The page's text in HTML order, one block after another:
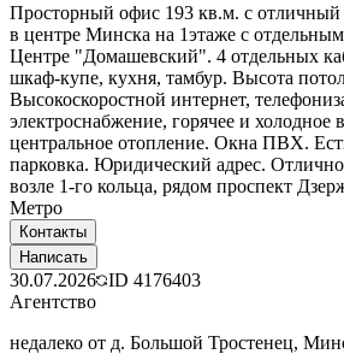
Просторный офис 193 кв.м. с
в центре Минска на 1этаже с
Центре "Домашевский". 4 отдельных
шкаф-купе, кухня, тамбур. Высота
Высокоскоростной интернет,
электроснабжение, горячее и холодное
центральное отопление. Окна ПВХ.
парковка. Юридический адрес.
возле 1-го кольца, рядом проспект
Метро
Контакты
Написать
30.07.2026 ID 4176403
Агентство
недалеко от д. Большой Тростенец,